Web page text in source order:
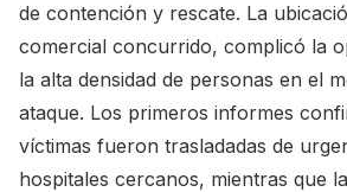
de contención y rescate. La
comercial concurrido, complicó la
la alta densidad de personas en el
ataque. Los primeros informes
víctimas fueron trasladadas de
hospitales cercanos, mientras que